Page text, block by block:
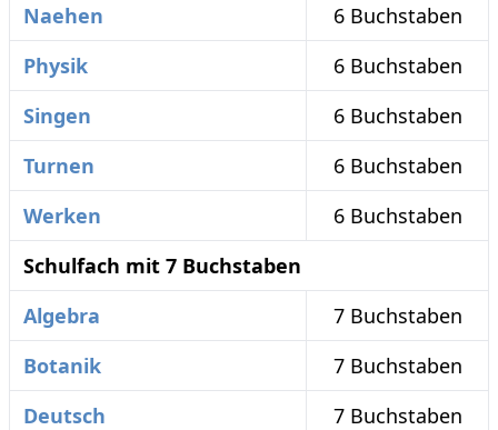
Naehen
6 Buchstaben
Physik
6 Buchstaben
Singen
6 Buchstaben
Turnen
6 Buchstaben
Werken
6 Buchstaben
Schulfach mit 7 Buchstaben
Algebra
7 Buchstaben
Botanik
7 Buchstaben
Deutsch
7 Buchstaben